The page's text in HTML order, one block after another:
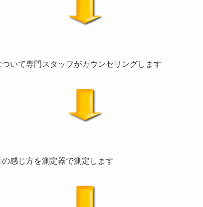
いて専門スタッフがカウンセリングします
感じ方を測定器で測定します